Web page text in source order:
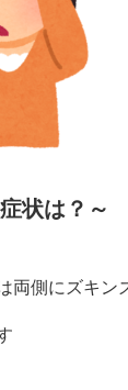
状は？～
両側にズキン